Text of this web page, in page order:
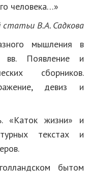
человека…»
В.А. Садкова
мышления в
вв. Появление и
сборников.
девиз и
«Каток жизни» и
текстах и
бытом